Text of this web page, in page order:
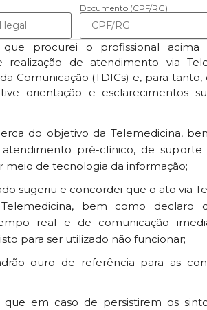
Documento (CPF/RG)
procurei o profissional acima
de atendimento via
Comunicação (TDICs) e, para
orientação e esclarecimentos
do objetivo da Telemedicina,
pré-clínico, de suporte
de tecnologia da informação;
sugeriu e concordei que o ato via
bem como declaro
real e de comunicação
para ser utilizado não funcionar;
ouro de referência para as
em caso de persistirem os